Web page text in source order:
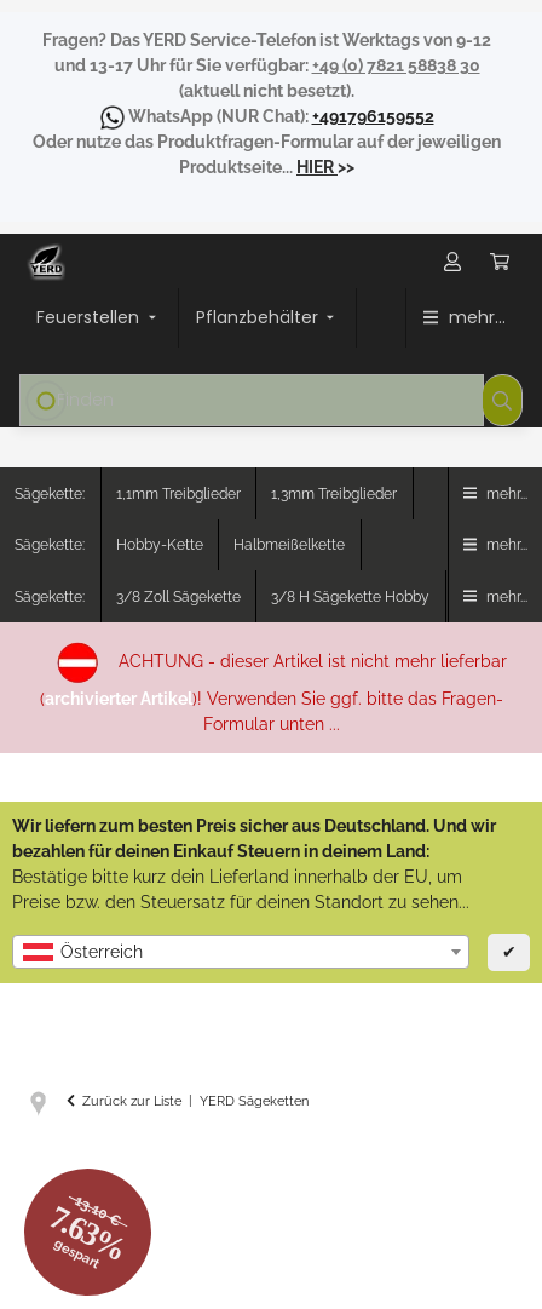
Fragen? Das YERD Service-Telefon ist Werktags von 9-12
und 13-17 Uhr für Sie verfügbar:+49 (0) 7821 58838 30
(aktuell nicht besetzt).
WhatsApp(NUR Chat):+491796159552
Oder nutze das Produktfragen-Formular auf der jeweiligen
Produktseite... HIER>>
Feuerstellen Pflanzbehälter mehr...
Sägekette: 1,1mm Treibglieder 1,3mm Treibglieder mehr...
Sägekette: Hobby-Kette Halbmeißelkette mehr...
Sägekette: 3/8 Zoll Sägekette 3/8 H Sägekette Hobby mehr...
ACHTUNG - dieser Artikel ist nicht mehr lieferbar
(archivierter Artikel)! Verwenden Sie ggf. bitte das Fragen-
Formular unten ...
Wir liefern zum besten Preis sicher aus Deutschland. Und wir
bezahlen für deinen Einkauf Steuern in deinem Land:
Bestätige bitte kurz dein Lieferland innerhalb der EU, um
Preise bzw. den Steuersatz für deinen Standort zu sehen...
Österreich ✔
Zurück zur Liste YERD Sägeketten
13.10 €
7.63%
gespart